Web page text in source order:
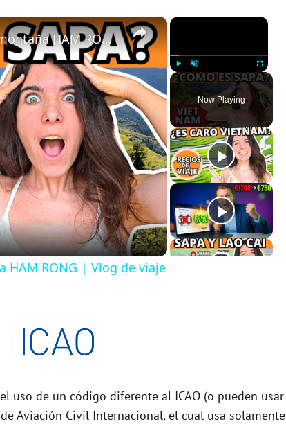
×
Play Unmute Fullscreen
Now Playing
×
SAPA 😍😍 Mercados de VIETNAM + montaña HAM RONG | Vlog de viaje
HAM RONG | Vlog de viaje
uso de un código diferente al ICAO (o pueden usar
Aviación Civil Internacional, el cual usa solamente